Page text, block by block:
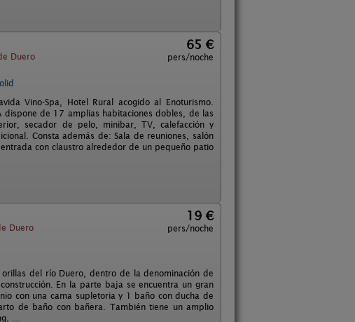
Duero
65 €
pers/noche
Vino-Spa, Hotel Rural acogido al Enoturismo.
dispone de 17 amplias habitaciones dobles, de las
secador de pelo, minibar, TV, calefacción y
Consta además de: Sala de reuniones, salón
con claustro alrededor de un pequeño patio
Duero
19 €
pers/noche
del río Duero, dentro de la denominación de
En la parte baja se encuentra un gran
con una cama supletoria y 1 baño con ducha de
de baño con bañera. También tiene un amplio
…